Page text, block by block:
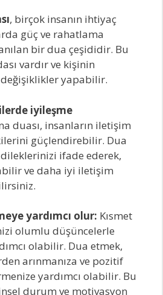
, birçok insanın ihtiyaç
güç ve rahatlama
bir dua çeşididir. Bu
vardır ve kişinin
yapabilir.
iyileşme
duası, insanların iletişim
güçlendirebilir. Dua
ifade ederek,
ve daha iyi iletişim
yardımcı olur: Kısmet
olumlu düşüncelerle
olabilir. Dua etmek,
arınmanıza ve pozitif
yardımcı olabilir. Bu
durum ve motivasyon